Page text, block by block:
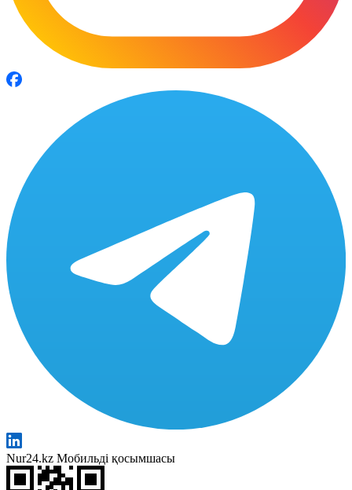
Nur24.kz Мобильді қосымшасы